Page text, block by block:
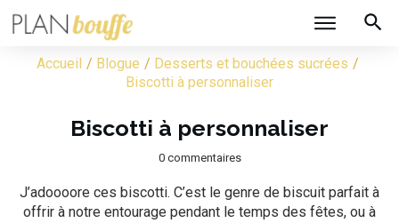
Accueil / Blogue / Desserts et bouchées sucrées /
Biscotti à personnaliser
Biscotti à personnaliser
0 commentaires
J’adoooore ces biscotti. C’est le genre de biscuit parfait à
offrir à notre entourage pendant le temps des fêtes, ou à